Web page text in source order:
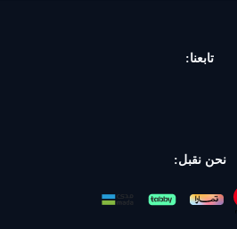
تابعنا:
نحن نقبل: